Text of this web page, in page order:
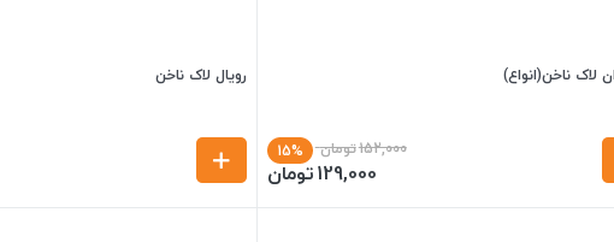
لاک ناخن(انواع)
152,000تومان 15%
129,000تومان
رویال لاک ناخن